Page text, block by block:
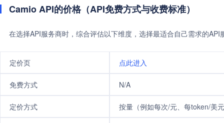
Camio API的价格（API免费方式与收费标准）
在选择API服务商时，综合评估以下维度，选择最适合自己需求的
定价页 点此进入
免费方式 N/A
定价方式 按量（例如每次/元、每token/美